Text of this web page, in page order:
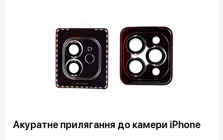
Акуратне прилягання до камери iPhone